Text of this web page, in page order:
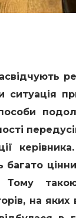
ситуація
багато
Тому
на